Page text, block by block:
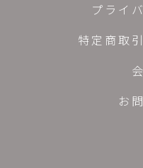
プライ
特定商取
お